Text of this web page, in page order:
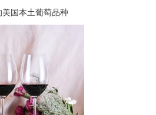
国本土葡萄品种